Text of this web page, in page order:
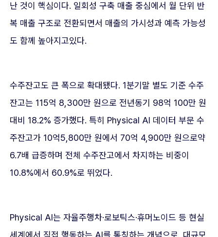
난 것이 핵심이다. 일회성 구축 매출 중심에서 월 단위 반
복 매출 구조로 전환되면서 매출의 가시성과 예측 가능성
도 함께 높아지고있다.
수주잔고도 큰 폭으로 확대됐다. 1분기말 별도 기준 수주
잔고는 115억 8,300만 원으로 전년동기 98억 100만 원
대비 18.2% 증가했다. 특히 Physical AI 데이터 부문 수
주잔고가 10억5,800만 원에서 70억 4,900만 원으로약
6.7배 급증하며 전체 수주잔고에서 차지하는 비중이
10.8%에서 60.9%로 뛰었다.
Physical AI는 자율주행차·로보틱스·휴머노이드 등 현실
세계에서 직접 행동하는 AI를 통칭하는 개념으로, 대규모